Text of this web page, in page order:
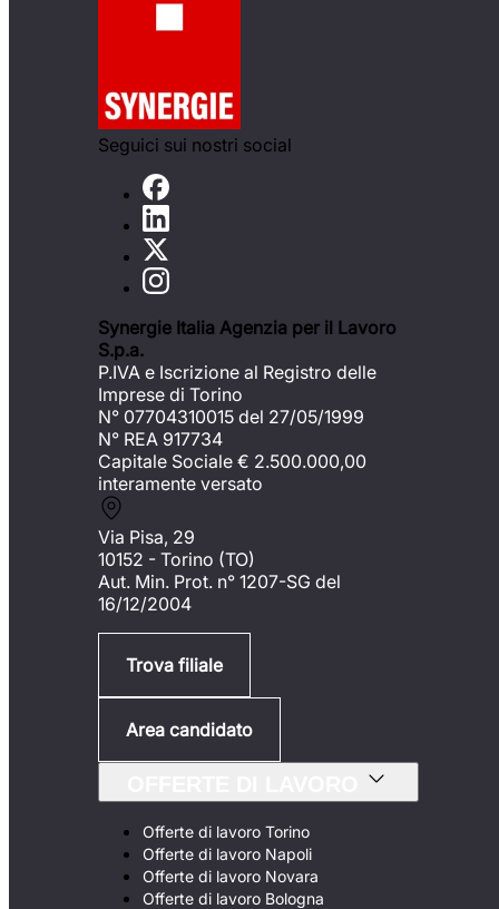
Seguici sui nostri social
Synergie Italia Agenzia per il Lavoro
S.p.a.
P.IVA e Iscrizione al Registro delle
Imprese di Torino
N° 07704310015 del 27/05/1999
N° REA 917734
Capitale Sociale € 2.500.000,00
interamente versato
Via Pisa, 29
10152 - Torino (TO)
Aut. Min. Prot. n° 1207-SG del
16/12/2004
Trova filiale
Area candidato
Offerte di lavoro Torino
Offerte di lavoro Napoli
Offerte di lavoro Novara
Offerte di lavoro Bologna